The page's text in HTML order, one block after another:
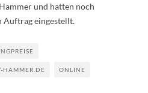
und hatten noch
Auftrag eingestellt.
HAMMER.DE ONLINE